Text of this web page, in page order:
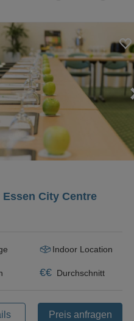
Loading...
City Centre
Indoor Location
€€ Durchschnitt
Preis anfragen
Loading...